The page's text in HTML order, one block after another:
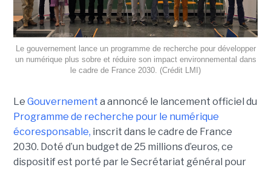
Le gouvernement lance un programme de recherche pour développer
un numérique plus sobre et réduire son impact environnemental dans
le cadre de France 2030. (Crédit LMI)
Le Gouvernement a annoncé le lancement officiel du
Programme de recherche pour le numérique
écoresponsable, inscrit dans le cadre de France
2030. Doté d’un budget de 25 millions d’euros, ce
dispositif est porté par le Secrétariat général pour